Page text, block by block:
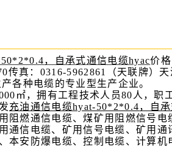
，自承式通信电缆hyac价
传真： 0316-5962861 （天联牌）
各种电缆的专业型生产企业。
㎡，拥有工程技术人员80 人，职
充油通信电缆hyat-50*2*0.4，自
阻燃通信电缆、煤矿用阻燃信号
通信电缆、矿用信号电缆、矿用
本安防爆电缆、控制电缆、计算